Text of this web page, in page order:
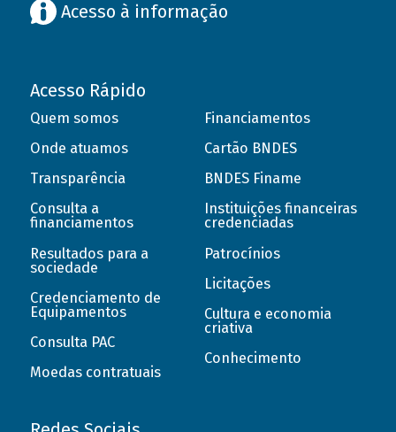
Acesso à informação
Acesso Rápido
Quem somos
Onde atuamos
Transparência
Consulta a
financiamentos
Resultados para a
sociedade
Credenciamento de
Equipamentos
Consulta PAC
Moedas contratuais
Financiamentos
Cartão BNDES
BNDES Finame
Instituições financeiras
credenciadas
Patrocínios
Licitações
Cultura e economia
criativa
Conhecimento